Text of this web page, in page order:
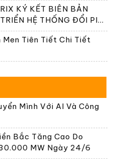
KÝ KẾT BIÊN BẢN
HỆ THỐNG ĐỔI PIN
Tiên Tiết Chi Tiết
Mình Với AI Và Công
Bắc Tăng Cao Do
MW Ngày 24/6